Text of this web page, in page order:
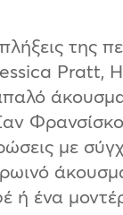
της
Pratt,
με
ή ένα